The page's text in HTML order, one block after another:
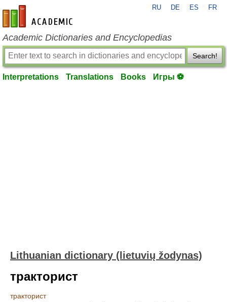
en-academic.com
RU DE ES FR
Academic Dictionaries and Encyclopedias
Search!
Interpretations Translations Books Игры ⚽
Lithuanian dictionary (lietuvių žodynas)
тракторист
тракторист